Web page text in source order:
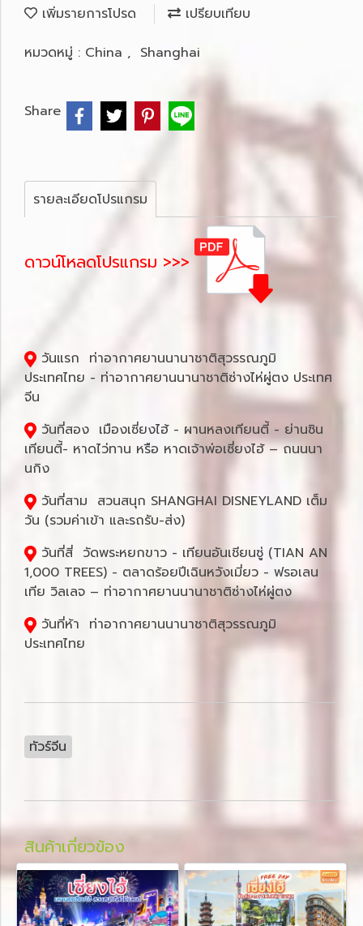
เพิ่มรายการโปรด
เปรียบเทียบ
หมวดหมู่ : China , Shanghai
Share
รายละเอียดโปรแกรม
ดาวน์โหลดโปรแกรม >>>
วันแรก ท่าอากาศยานนานาชาติสุวรรณภูมิ
ประเทศไทย - ท่าอากาศยานนานาชาติซ่างไห่ผู่ตง ประเทศ
จีน
วันที่สอง เมืองเซี่ยงไฮ้ - ผานหลงเทียนตี้ - ย่านซิน
เทียนตี้- หาดไว่ทาน หรือ หาดเจ้าพ่อเซี่ยงไฮ้ – ถนนนา
นกิง
วันที่สาม สวนสนุก SHANGHAI DISNEYLAND เต็ม
วัน (รวมค่าเข้า และรถรับ-ส่ง)
วันที่สี่ วัดพระหยกขาว - เทียนอันเชียนซู่ (TIAN AN
1,000 TREES) - ตลาดร้อยปีเฉินหวังเมี่ยว - ฟรอเลน
เทีย วิลเลจ – ท่าอากาศยานนานาชาติซ่างไห่ผู่ตง
วันที่ห้า ท่าอากาศยานนานาชาติสุวรรณภูมิ
ประเทศไทย
ทัวร์จีน
สินค้าเกี่ยวข้อง